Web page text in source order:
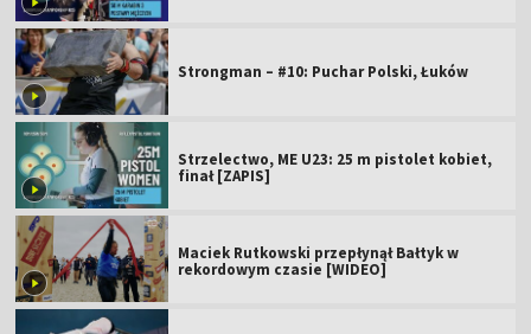
Strongman – #10: Puchar Polski, Łuków
Strzelectwo, ME U23: 25 m pistolet kobiet,
finał [ZAPIS]
Maciek Rutkowski przepłynął Bałtyk w
rekordowym czasie [WIDEO]